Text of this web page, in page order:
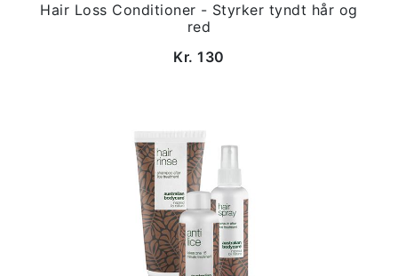
Hair Loss Conditioner - Styrker tyndt hår og
red
Kr. 130